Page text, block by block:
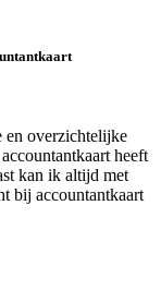
en overzichtelijke
heeft
kan ik altijd met
bij accountantkaart